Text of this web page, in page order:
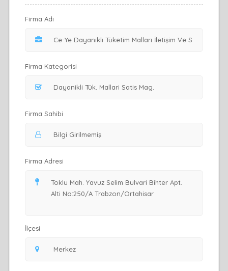
Firma Adı
Firma Kategorisi
Firma Sahibi
Firma Adresi
İlçesi